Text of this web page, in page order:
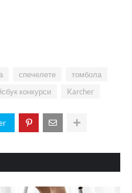
спечелете
томбола
конкурси Karcher